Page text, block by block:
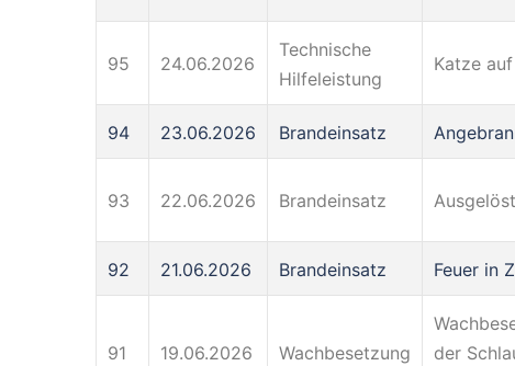
95 24.06.2026
Technische
Hilfeleistung
Katze
94 23.06.2026 Brandeinsatz
93 22.06.2026 Brandeinsatz
92 21.06.2026 Brandeinsatz Feuer in
91 19.06.2026 Wachbesetzung
der